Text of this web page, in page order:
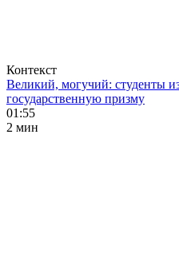
Контекст
Великий, могучий: студенты
государственную призму
01:55
2 мин